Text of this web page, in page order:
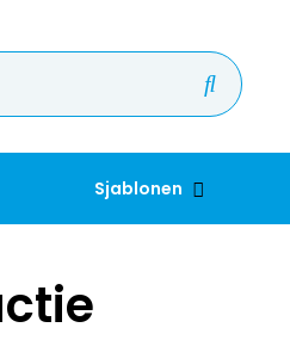
Sjablonen